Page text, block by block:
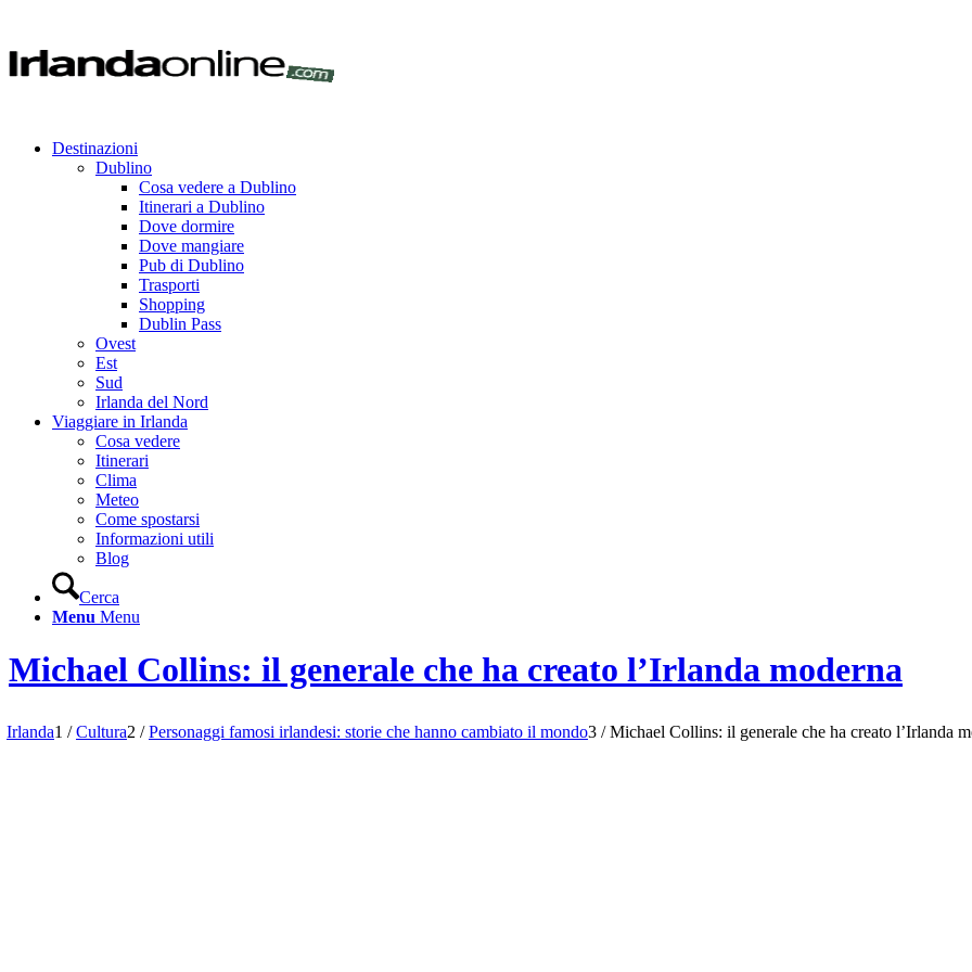
Destinazioni
Dublino
Cosa vedere a Dublino
Itinerari a Dublino
Dove dormire
Dove mangiare
Pub di Dublino
Trasporti
Shopping
Dublin Pass
Ovest
Est
Sud
Irlanda del Nord
Viaggiare in Irlanda
Cosa vedere
Itinerari
Clima
Meteo
Come spostarsi
Informazioni utili
Blog
Cerca
Menu Menu
Michael Collins: il generale che ha creato l’Irlanda moderna
Irlanda1 / Cultura2 / Personaggi famosi irlandesi: storie che hanno cambiato il mondo3 / Michael Collins: il generale che ha creato l’Irlanda